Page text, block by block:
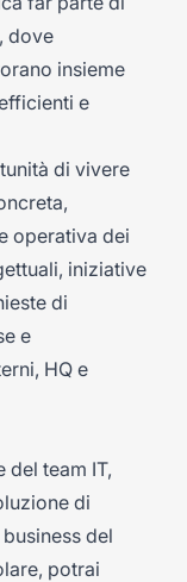
dove
insieme
e
di vivere
operativa dei
iniziative
di
e
HQ e
del team IT,
di
del
potrai